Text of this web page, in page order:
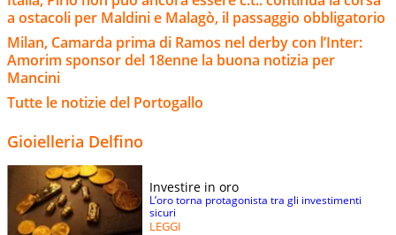
a ostacoli per Maldini e Malagò, il passaggio obbligatorio
Milan, Camarda prima di Ramos nel derby con l’Inter:
Amorim sponsor del 18enne la buona notizia per
Mancini
Tutte le notizie del Portogallo
Gioielleria Delfino
Investire in oro
L’oro torna protagonista tra gli investimenti
sicuri
LEGGI